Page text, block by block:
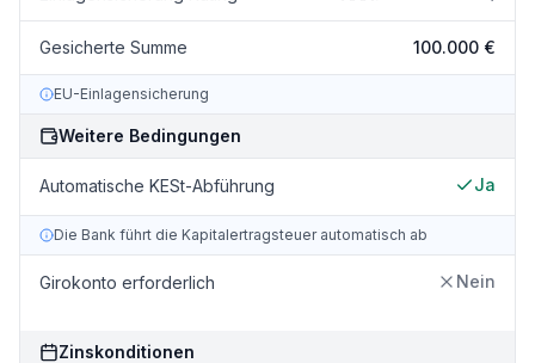
Gesicherte Summe 100.000 €
EU-Einlagensicherung
Weitere Bedingungen
Automatische KESt-Abführung Ja
Die Bank führt die Kapitalertragsteuer automatisch ab
Girokonto erforderlich Nein
Zinskonditionen